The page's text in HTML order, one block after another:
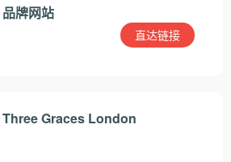
品牌网站
直达链接
Three Graces London